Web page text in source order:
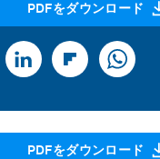
PDFをダウンロード
PDFをダウンロード